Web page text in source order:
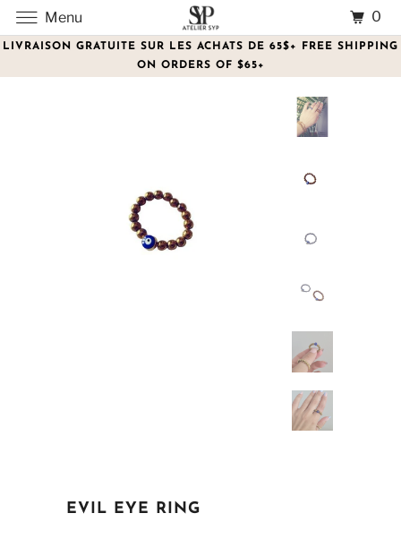
LIVRAISON GRATUITE SUR LES ACHATS DE 65$+ FREE SHIPPING
ON ORDERS OF $65+
EVIL EYE RING
Menu 0